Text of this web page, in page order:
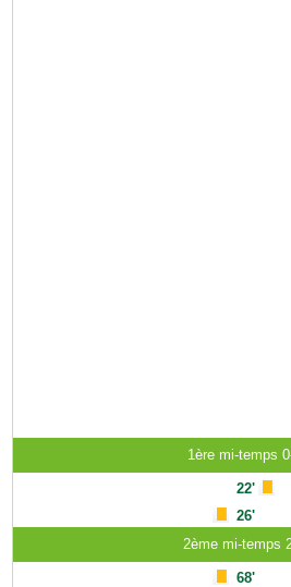
1ère mi-temps
22'
26'
2ème mi-temps
68'